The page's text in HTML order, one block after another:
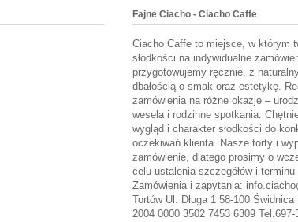
Fajne Ciacho - Ciacho Caffe
Ciacho Caffe to miejsce, w którym
słodkości na indywidualne
przygotowujemy ręcznie, z
dbałością o smak oraz estetykę.
zamówienia na różne okazje –
wesela i rodzinne spotkania.
wygląd i charakter słodkości do
oczekiwań klienta. Nasze torty i
zamówienie, dlatego prosimy o
celu ustalenia szczegółów i
Zamówienia i zapytania:
Tortów Ul. Długa 1 58-100
2004 0000 3502 7453 6309